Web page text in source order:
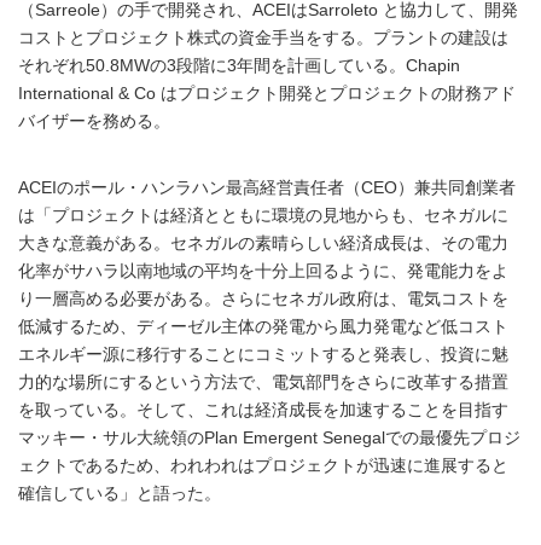
（Sarreole）の手で開発され、ACEIはSarroleto と協力して、開発
コストとプロジェクト株式の資金手当をする。プラントの建設は
それぞれ50.8MWの3段階に3年間を計画している。Chapin
International & Co はプロジェクト開発とプロジェクトの財務アド
バイザーを務める。
ACEIのポール・ハンラハン最高経営責任者（CEO）兼共同創業者
は「プロジェクトは経済とともに環境の見地からも、セネガルに
大きな意義がある。セネガルの素晴らしい経済成長は、その電力
化率がサハラ以南地域の平均を十分上回るように、発電能力をよ
り一層高める必要がある。さらにセネガル政府は、電気コストを
低減するため、ディーゼル主体の発電から風力発電など低コスト
エネルギー源に移行することにコミットすると発表し、投資に魅
力的な場所にするという方法で、電気部門をさらに改革する措置
を取っている。そして、これは経済成長を加速することを目指す
マッキー・サル大統領のPlan Emergent Senegalでの最優先プロジ
ェクトであるため、われわれはプロジェクトが迅速に進展すると
確信している」と語った。